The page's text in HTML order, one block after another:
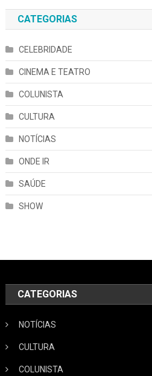
CATEGORIAS
CELEBRIDADE
CINEMA E TEATRO
COLUNISTA
CULTURA
NOTÍCIAS
ONDE IR
SAÚDE
SHOW
CATEGORIAS
NOTÍCIAS
CULTURA
COLUNISTA